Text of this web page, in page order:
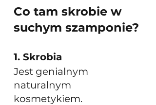
Co tam skrobie w
suchym szamponie?
1. Skrobia
Jest genialnym
naturalnym
kosmetykiem.